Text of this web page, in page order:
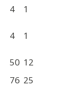
4 1
4 1
50 12
76 25